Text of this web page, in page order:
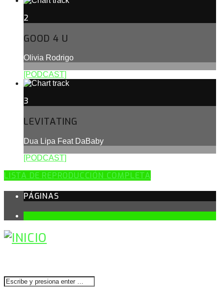
2
GOOD 4 U
Olivia Rodrigo
[PODCAST]
3
LEVITATING
Dua Lipa Feat DaBaby
[PODCAST]
LISTA DE REPRODUCCIÓN COMPLETA
PÁGINAS